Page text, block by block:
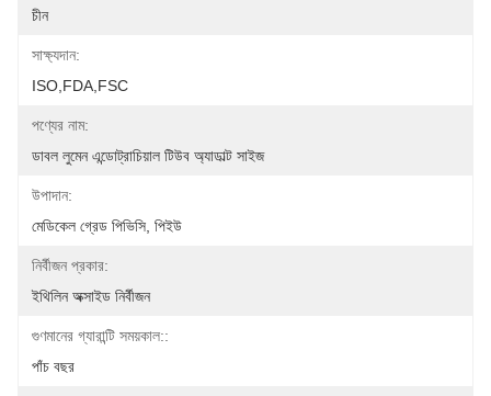
চীন
সাক্ষ্যদান:
ISO,FDA,FSC
পণ্যের নাম:
ডাবল লুমেন এন্ডোট্রাচিয়াল টিউব অ্যাডাল্ট সাইজ
উপাদান:
মেডিকেল গ্রেড পিভিসি, পিইউ
নির্বীজন প্রকার:
ইথিলিন অক্সাইড নির্বীজন
গুণমানের গ্যারান্টি সময়কাল::
পাঁচ বছর